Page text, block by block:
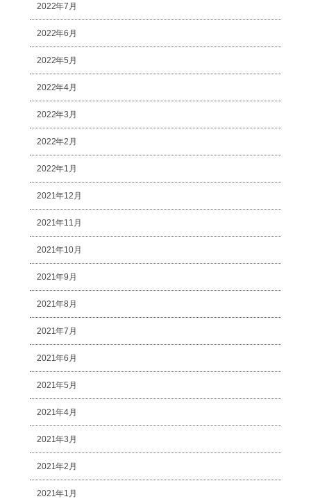
2022年7月
2022年6月
2022年5月
2022年4月
2022年3月
2022年2月
2022年1月
2021年12月
2021年11月
2021年10月
2021年9月
2021年8月
2021年7月
2021年6月
2021年5月
2021年4月
2021年3月
2021年2月
2021年1月